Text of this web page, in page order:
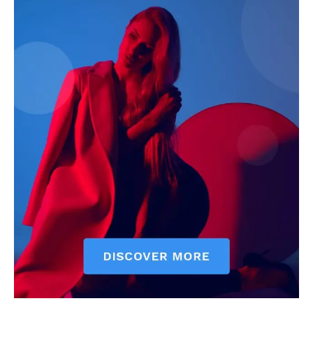
AIN NEWS 1
Contact Us
About Us
Privacy Policy
Terms of Use Agreement
Facebook
X WhatsApp
Share